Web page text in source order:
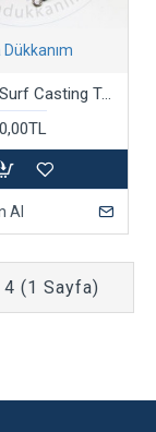
Boncuklu Surf Casting Takımı
0,00TL
Al
(1 Sayfa)